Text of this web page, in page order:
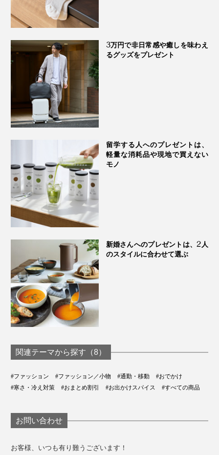
ュ×アースサンド」の３色が仲間入り。
ありそうでなかった、大人のカシミヤネックウォーマー
です。あなたの冬のおともに、ぜひどうぞ。
3万円で非日常感や癒しを味わえ
るグッズをプレゼント
留学する人へのプレゼントは、
軽量な消耗品や現地で買えない
モノ
新婚さんへのプレゼントは、2人
のスタイルに合わせて選ぶ
関連テーマから探す（8）
#ファッション #ファッション／小物 #通勤・移動
#おでかけ
#寒さ・冷え対策
#おまとめ割引 #お出かけスパイス #すべての商品
お問い合わせ
お客様、いつも有り難うございます！